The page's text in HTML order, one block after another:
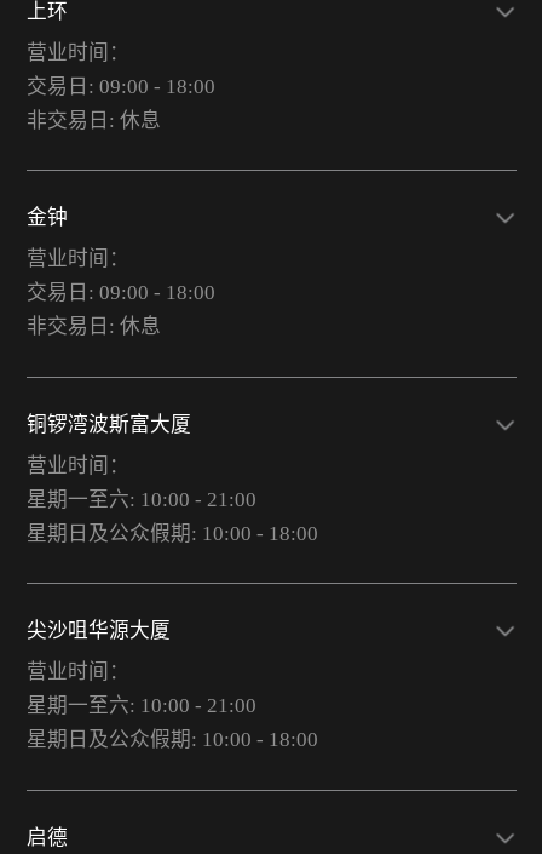
上环
营业时间：
交易日: 09:00 - 18:00
非交易日: 休息
金钟
营业时间：
交易日: 09:00 - 18:00
非交易日: 休息
铜锣湾波斯富大厦
营业时间：
星期一至六: 10:00 - 21:00
星期日及公众假期: 10:00 - 18:00
尖沙咀华源大厦
营业时间：
星期一至六: 10:00 - 21:00
星期日及公众假期: 10:00 - 18:00
启德